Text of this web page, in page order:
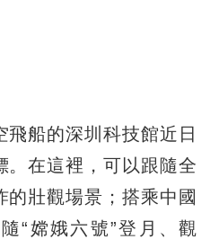
船的深圳科技館近日
。在這裡，可以跟隨全
的壯觀場景；搭乘中國
“嫦娥六號”登月、觀